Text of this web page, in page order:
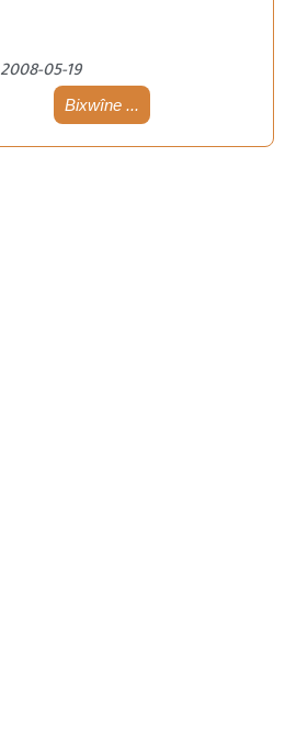
2008-05-19
Bixwîne ...